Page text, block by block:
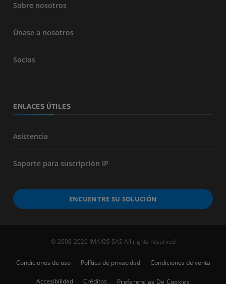
Sobre nosotros
Únase a nosotros
Socios
ENLACES ÚTILES
Asistencia
Soporte para suscripción IP
ENCUENTRE SU SOLUCIÓN
© 2008-2026 IMAIOS SAS All rights reserved
Condiciones de uso Política de privacidad Condiciones de venta
Accesibilidad Créditos Preferencias De Cookies